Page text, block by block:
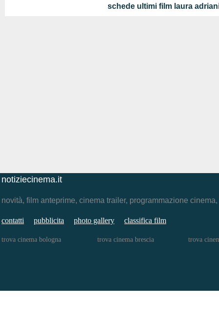
schede ultimi film laura
notiziecinema.it
novità, film anteprime, cinema trailer, programmazione
contatti pubblicita photo gallery classifica film
trova cinema bologna trova cinema brescia trova